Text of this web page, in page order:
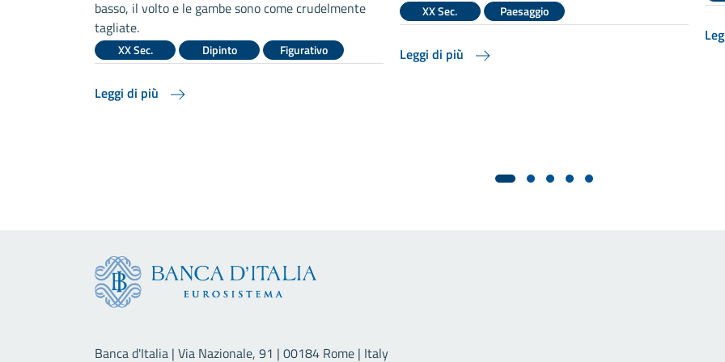
basso, il volto e le gambe sono come crudelmente
tagliate.
XX Sec. Dipinto Figurativo
Leggi di più
XX Sec. Paesaggio
Leggi di più
Banca d'Italia | Via Nazionale, 91 | 00184 Rome | Italy